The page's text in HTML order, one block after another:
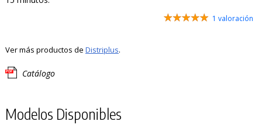
1 valoración
Ver más productos de Distriplus.
Catálogo
Modelos Disponibles